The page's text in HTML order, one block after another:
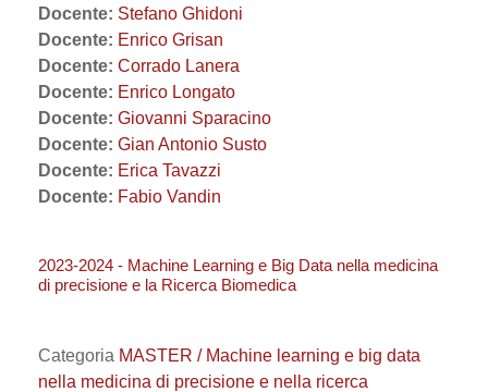
Docente: Stefano Ghidoni
Docente: Enrico Grisan
Docente: Corrado Lanera
Docente: Enrico Longato
Docente: Giovanni Sparacino
Docente: Gian Antonio Susto
Docente: Erica Tavazzi
Docente: Fabio Vandin
2023-2024 - Machine Learning e Big Data nella medicina
di precisione e la Ricerca Biomedica
Categoria MASTER / Machine learning e big data
nella medicina di precisione e nella ricerca